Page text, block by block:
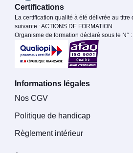
Certifications
La certification qualité à été délivrée au titre
suivante : ACTIONS DE FORMATION
Organisme de formation déclaré sous le N°
Informations légales
Nos CGV
Politique de handicap
Règlement intérieur